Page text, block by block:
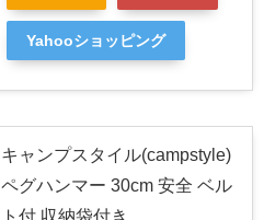
Yahooショッピング
キャンプスタイル(campstyle)
ペグハンマー 30cm 安全 ベル
ト付 収納袋付き